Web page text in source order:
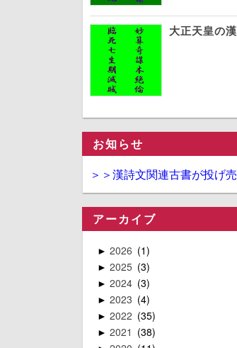
大正天皇の
お知らせ
＞＞漢詩文関連古書が投げ
アーカイブ
►2026 1
►2025 3
►2024 3
►2023 4
►2022 35
►2021 38